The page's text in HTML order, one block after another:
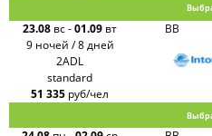
23.08 вс-01.09 вт
9 ночей / 8 дней
BB
2ADL
standard
51 335 руб/чел